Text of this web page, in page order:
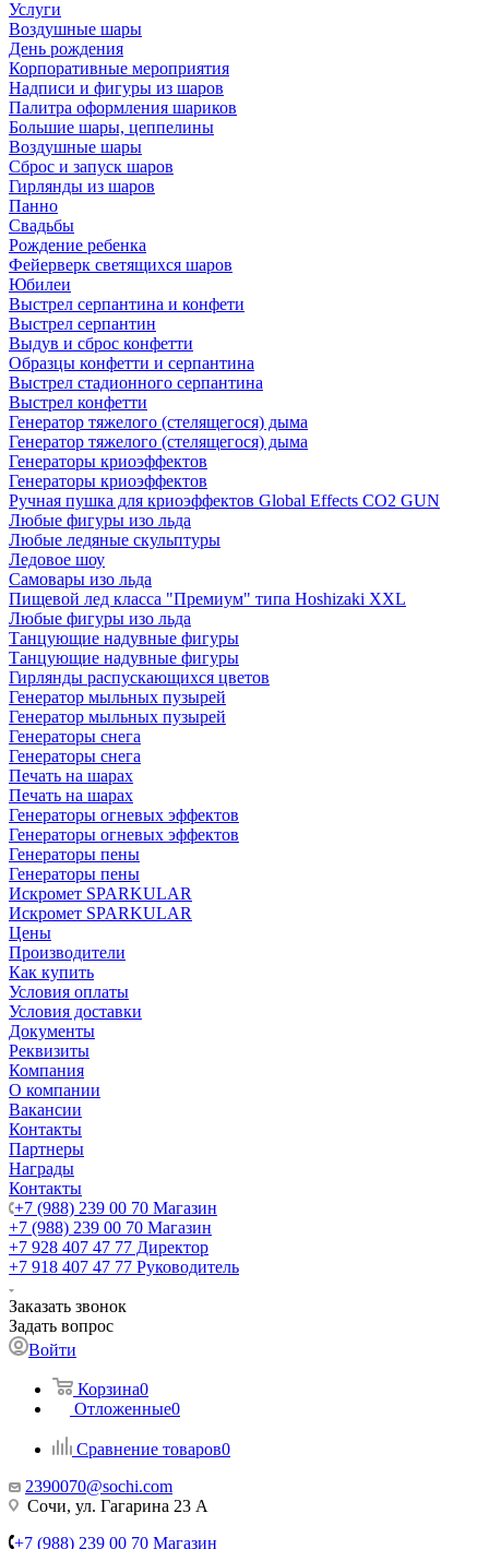
Услуги
Воздушные шары
День рождения
Корпоративные мероприятия
Надписи и фигуры из шаров
Палитра оформления шариков
Большие шары, цеппелины
Воздушные шары
Сброс и запуск шаров
Гирлянды из шаров
Панно
Свадьбы
Рождение ребенка
Фейерверк светящихся шаров
Юбилеи
Выстрел серпантина и конфети
Выстрел серпантин
Выдув и сброс конфетти
Образцы конфетти и серпантина
Выстрел стадионного серпантина
Выстрел конфетти
Генератор тяжелого (стелящегося) дыма
Генератор тяжелого (стелящегося) дыма
Генераторы криоэффектов
Генераторы криоэффектов
Ручная пушка для криоэффектов Global Effects CO2 GUN
Любые фигуры изо льда
Любые ледяные скульптуры
Ледовое шоу
Самовары изо льда
Пищевой лед класса "Премиум" типа Hoshizaki XXL
Любые фигуры изо льда
Танцующие надувные фигуры
Танцующие надувные фигуры
Гирлянды распускающихся цветов
Генератор мыльных пузырей
Генератор мыльных пузырей
Генераторы снега
Генераторы снега
Печать на шарах
Печать на шарах
Генераторы огневых эффектов
Генераторы огневых эффектов
Генераторы пены
Генераторы пены
Искромет SPARKULAR
Искромет SPARKULAR
Цены
Производители
Как купить
Условия оплаты
Условия доставки
Документы
Реквизиты
Компания
О компании
Вакансии
Контакты
Партнеры
Награды
Контакты
+7 (988) 239 00 70 Магазин
+7 (988) 239 00 70 Магазин
+7 928 407 47 77 Директор
+7 918 407 47 77 Руководитель
Заказать звонок
Задать вопрос
Войти
Корзина0
Отложенные0
Сравнение товаров0
2390070@sochi.com
Сочи, ул. Гагарина 23 А
+7 (988) 239 00 70 Магазин